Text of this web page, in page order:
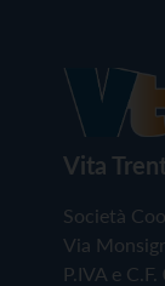
Vita
Società
Via
P.IVA e